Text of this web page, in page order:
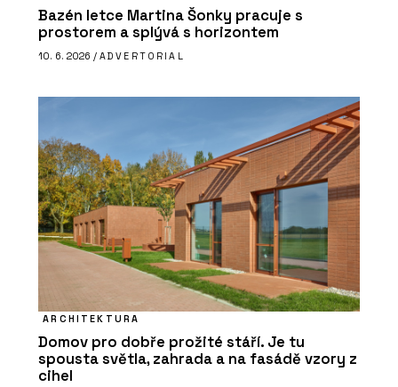
Bazén letce Martina Šonky pracuje s
prostorem a splývá s horizontem
10. 6. 2026 / ADVERTORIAL
ARCHITEKTURA
Domov pro dobře prožité stáří. Je tu
spousta světla, zahrada a na fasádě vzory z
cihel